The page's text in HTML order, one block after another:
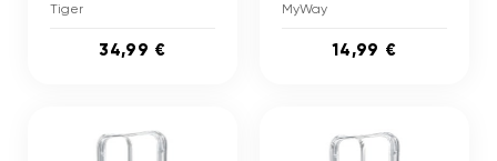
Tiger
34,99 €
MyWay
14,99 €